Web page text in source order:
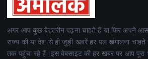
अगर आप कुछ बेहतरीन पढ़ना चाहते हैं या फिर अपने
राज्य की या देश से ही जुड़ी खबरें हर पल खंगालना
तक पहुंचा रहे हैं।इस वेबसाइट की हर खबर पर आप पूरा